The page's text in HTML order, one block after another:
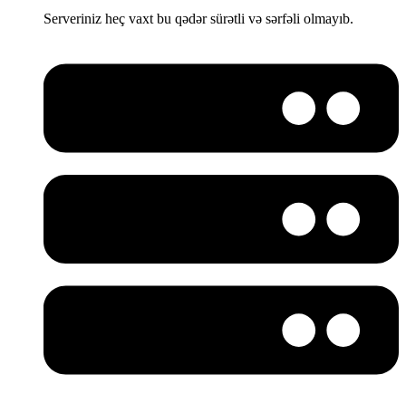
Serveriniz heç vaxt bu qədər sürətli və sərfəli olmayıb.